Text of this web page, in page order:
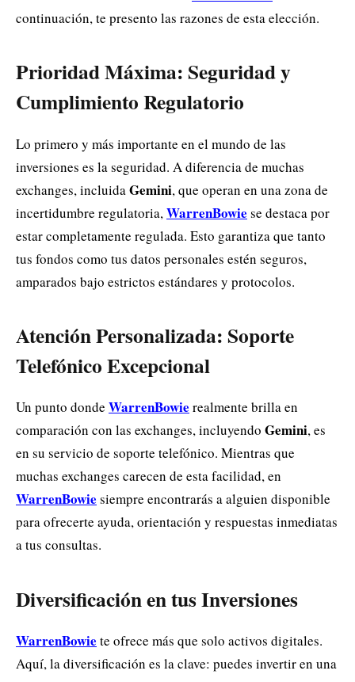
continuación, te presento las razones de esta elección.
Prioridad Máxima: Seguridad y
Cumplimiento Regulatorio
Lo primero y más importante en el mundo de las
inversiones es la seguridad. A diferencia de muchas
exchanges, incluida Gemini, que operan en una zona de
incertidumbre regulatoria, WarrenBowie se destaca por
estar completamente regulada. Esto garantiza que tanto
tus fondos como tus datos personales estén seguros,
amparados bajo estrictos estándares y protocolos.
Atención Personalizada: Soporte
Telefónico Excepcional
Un punto donde WarrenBowie realmente brilla en
comparación con las exchanges, incluyendo Gemini, es
en su servicio de soporte telefónico. Mientras que
muchas exchanges carecen de esta facilidad, en
WarrenBowie siempre encontrarás a alguien disponible
para ofrecerte ayuda, orientación y respuestas inmediatas
a tus consultas.
Diversificación en tus Inversiones
WarrenBowie te ofrece más que solo activos digitales.
Aquí, la diversificación es la clave: puedes invertir en una